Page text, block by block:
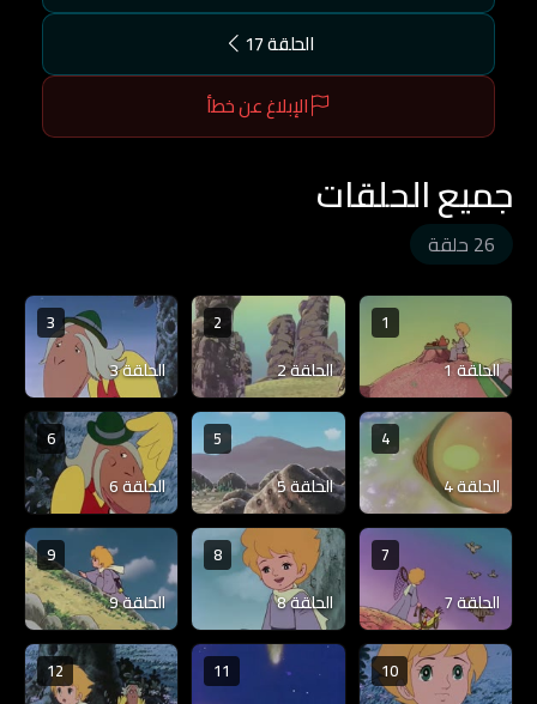
الحلقة 17
الإبلاغ عن خطأ
جميع الحلقات
26 حلقة
1
الحلقة 1
2
الحلقة 2
3
الحلقة 3
4
الحلقة 4
5
الحلقة 5
6
الحلقة 6
7
الحلقة 7
8
الحلقة 8
9
الحلقة 9
10
11
12